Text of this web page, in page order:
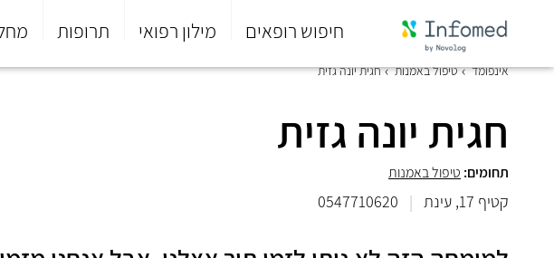
חיפוש רופאים מילון רפואי תרופות
סוף
אינפומד טיפול באמנות חגית יונה גזית
חגית יונה גזית
תחומים: טיפול באמנות
קטיף 17, עינת |
0547710620